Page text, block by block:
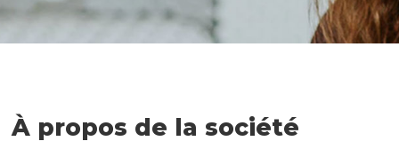
À propos de la société